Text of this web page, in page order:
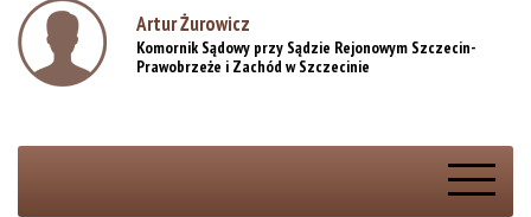
Artur Żurowicz
Komornik Sądowy przy Sądzie Rejonowym Szczecin-
Prawobrzeże i Zachód w Szczecinie